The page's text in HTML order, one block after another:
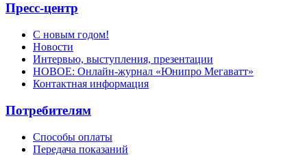
Пресс-центр
С новым годом!
Новости
Интервью, выступления, презентации
НОВОЕ: Онлайн-журнал «Юнипро Мегаватт»
Контактная информация
Потребителям
Способы оплаты
Передача показаний